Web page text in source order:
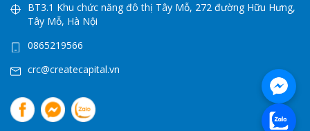
BT3.1 Khu chức năng đô thị Tây Mỗ, 272 đường Hữu Hưng,
Tây Mỗ, Hà Nội
0865219566
crc@createcapital.vn